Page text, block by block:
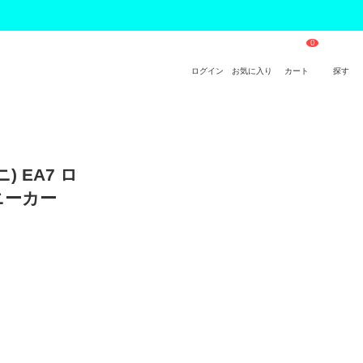
ログイン お気に入り カート 探す
) EA7 ロ
カー